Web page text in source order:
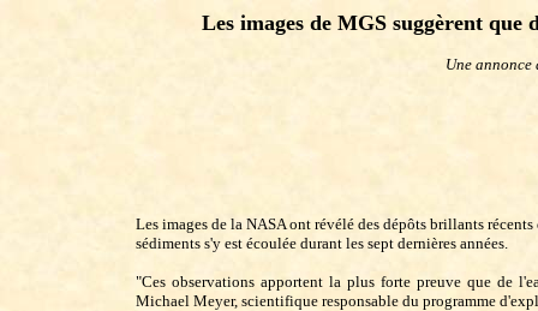
Les images de MGS suggèrent
Une annonce
Les images de la NASA ont révélé des dépôts brillants
sédiments s'y est écoulée durant les sept dernières années.
"Ces observations apportent la plus forte preuve que de
Michael Meyer, scientifique responsable du programme